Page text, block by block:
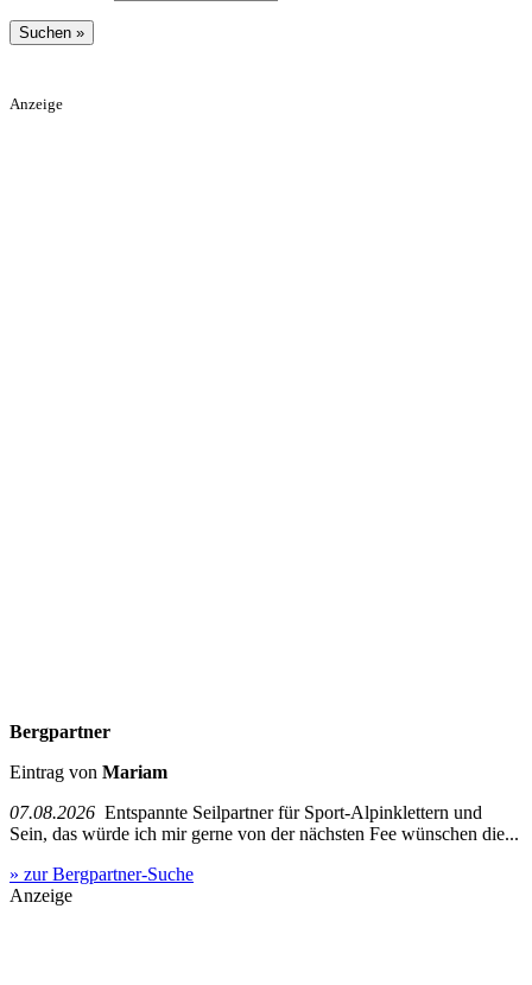
Anzeige
Bergpartner
Eintrag von Mariam
07.08.2026 Entspannte Seilpartner für Sport-Alpinklettern und
Sein, das würde ich mir gerne von der nächsten Fee wünschen die...
» zur Bergpartner-Suche
Anzeige